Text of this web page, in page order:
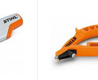
К сравнению
В избранное